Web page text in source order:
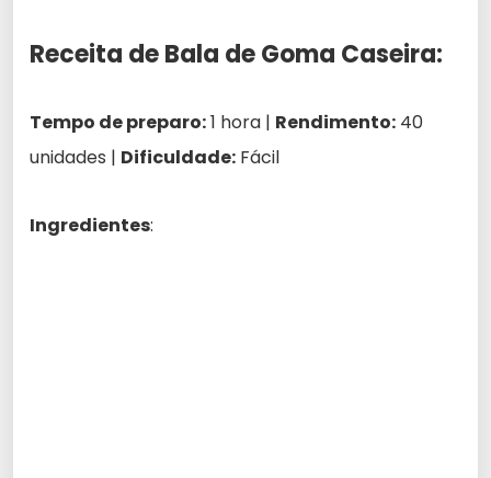
Receita de Bala de Goma Caseira:
Tempo de preparo:1 hora | Rendimento: 40
unidades | Dificuldade: Fácil
Ingredientes: